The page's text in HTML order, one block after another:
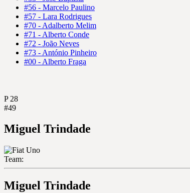
#56 - Marcelo Paulino
#57 - Lara Rodrigues
#70 - Adalberto Melim
#71 - Alberto Conde
#72 - João Neves
#73 - António Pinheiro
#00 - Alberto Fraga
P 28
#49
Miguel Trindade
Team:
Miguel Trindade